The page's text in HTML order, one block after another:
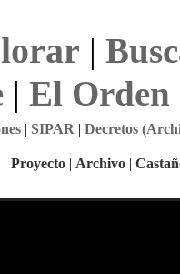
|
| El Orden
| SIPAR | Decretos
Proyecto | Archivo |